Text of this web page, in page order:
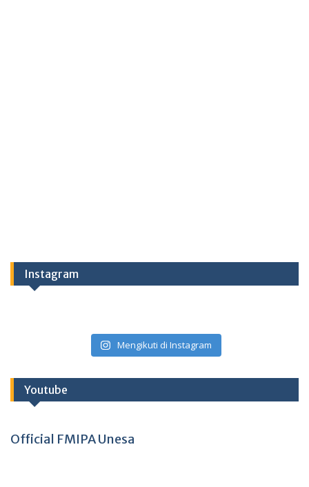
Instagram
Mengikuti di Instagram
Youtube
Official FMIPA Unesa